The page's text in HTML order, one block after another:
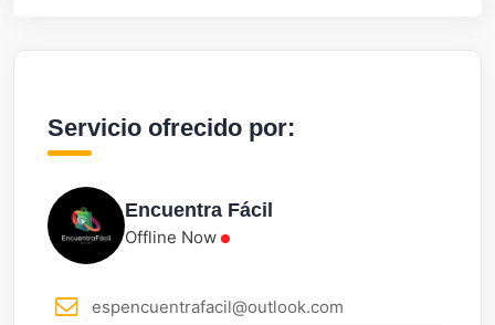
Servicio ofrecido por:
Encuentra Fácil
Offline Now
espencuentrafacil@outlook.com